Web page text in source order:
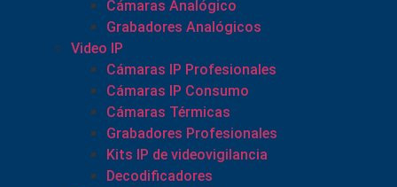
Cámaras Analógico
Grabadores Analógicos
Video IP
Cámaras IP Profesionales
Cámaras IP Consumo
Cámaras Térmicas
Grabadores Profesionales
Kits IP de videovigilancia
Decodificadores